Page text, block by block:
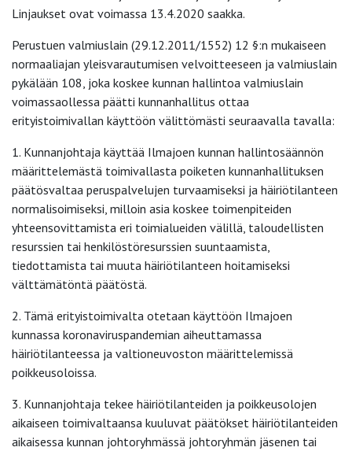
Linjaukset ovat voimassa 13.4.2020 saakka.
Perustuen valmiuslain (29.12.2011/1552) 12 §:n mukaiseen
normaaliajan yleisvarautumisen velvoitteeseen ja valmiuslain
pykälään 108, joka koskee kunnan hallintoa valmiuslain
voimassaollessa päätti kunnanhallitus ottaa
erityistoimivallan käyttöön välittömästi seuraavalla tavalla:
1. Kunnanjohtaja käyttää Ilmajoen kunnan hallintosäännön
määrittelemästä toimivallasta poiketen kunnanhallituksen
päätösvaltaa peruspalvelujen turvaamiseksi ja häiriötilanteen
normalisoimiseksi, milloin asia koskee toimenpiteiden
yhteensovittamista eri toimialueiden välillä, taloudellisten
resurssien tai henkilöstöresurssien suuntaamista,
tiedottamista tai muuta häiriötilanteen hoitamiseksi
välttämätöntä päätöstä.
2. Tämä erityistoimivalta otetaan käyttöön Ilmajoen
kunnassa koronaviruspandemian aiheuttamassa
häiriötilanteessa ja valtioneuvoston määrittelemissä
poikkeusoloissa.
3. Kunnanjohtaja tekee häiriötilanteiden ja poikkeusolojen
aikaiseen toimivaltaansa kuuluvat päätökset häiriötilanteiden
aikaisessa kunnan johtoryhmässä johtoryhmän jäsenen tai